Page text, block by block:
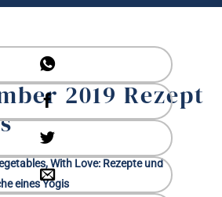
2019 Rezept
With Love: Rezepte und
eines Yogis